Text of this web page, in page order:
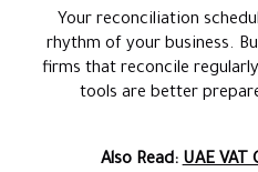
Your reconciliation
rhythm of your business.
firms that reconcile
tools are better
Also Read:UAE VAT